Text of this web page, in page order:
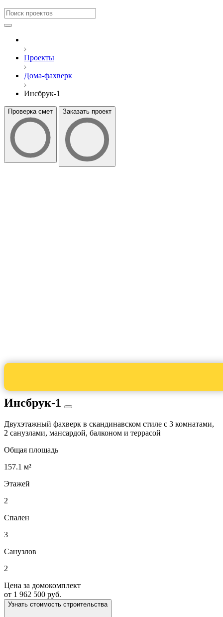
Проекты
Дома-фахверк
Инсбрук-1
Проверка смет Заказать проект
Инсбрук-1
Двухэтажный фахверк в скандинавском стиле с 3 комнатами,
2 санузлами, мансардой, балконом и террасой
Общая площадь
157.1 м²
Этажей
2
Спален
3
Санузлов
2
Цена за домокомплект
от 1 962 500 руб.
Узнать стоимость строительства